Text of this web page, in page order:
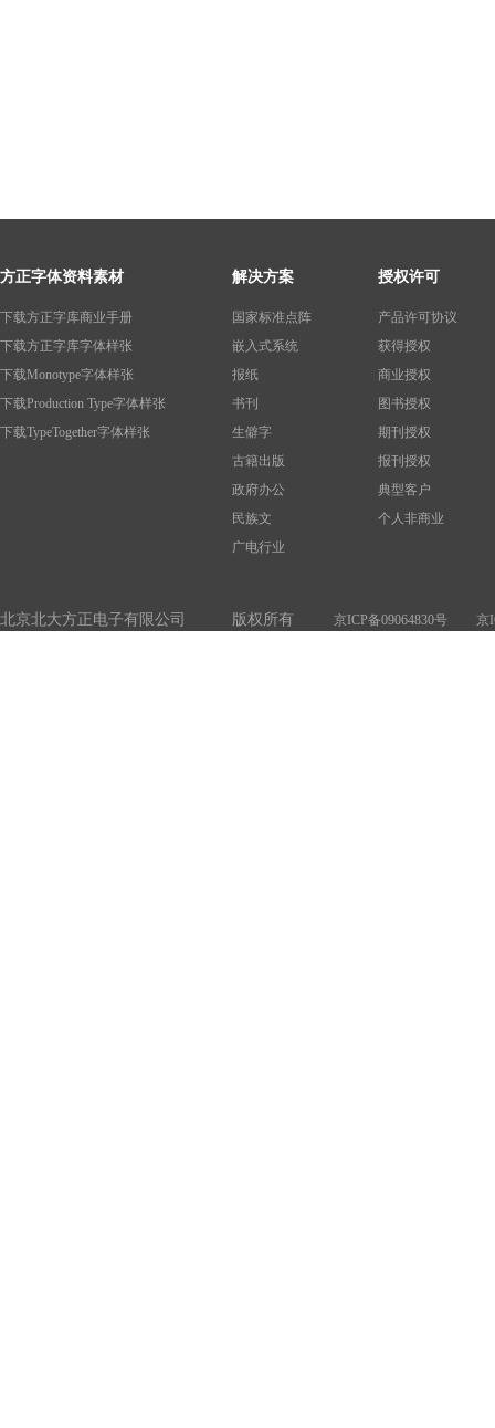
方正字体资料素材
下载方正字库商业手册
下载方正字库字体样张
下载Monotype字体样张
下载Production Type字体样张
下载TypeTogether字体样张
解决方案
国家标准点阵
嵌入式系统
报纸
书刊
生僻字
古籍出版
政府办公
民族文
广电行业
授权许可
产品许可协议
获得授权
商业授权
图书授权
期刊授权
报刊授权
典型客户
个人非商业
北京北大方正电子有限公司 版权所有 京ICP备09064830号 京